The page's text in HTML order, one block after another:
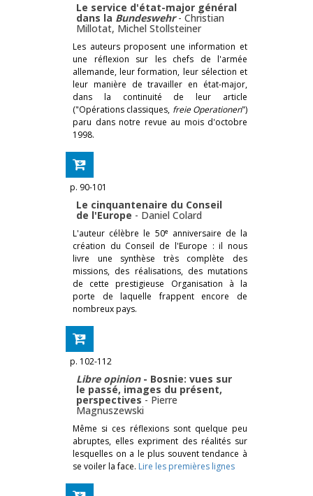
Le service d'état-major général
dans la Bundeswehr -Christian
Millotat, Michel Stollsteiner
Les auteurs proposent une information et
une réflexion sur les chefs de l'armée
allemande, leur formation, leur sélection et
leur manière de travailler en état-major,
dans la continuité de leur article
("Opérations classiques, freie Operationen")
paru dans notre revue au mois d'octobre
1998.
p. 90-101
Le cinquantenaire du Conseil
de l'Europe - Daniel Colard
L'auteur célèbre le 50eanniversaire de la
création du Conseil de l'Europe : il nous
livre une synthèse très complète des
missions, des réalisations, des mutations
de cette prestigieuse Organisation à la
porte de laquelle frappent encore de
nombreux pays.
p. 102-112
Libre opinion- Bosnie: vues sur
le passé, images du présent,
perspectives- Pierre
Magnuszewski
Même si ces réflexions sont quelque peu
abruptes, elles expriment des réalités sur
lesquelles on a le plus souvent tendance à
se voiler la face. Lire les premières lignes